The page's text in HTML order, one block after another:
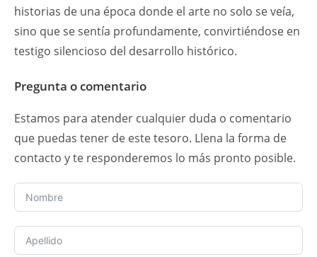
historias de una época donde el arte no solo se veía,
sino que se sentía profundamente, convirtiéndose en
testigo silencioso del desarrollo histórico.
Pregunta o comentario
Estamos para atender cualquier duda o comentario
que puedas tener de este tesoro. Llena la forma de
contacto y te responderemos lo más pronto posible.